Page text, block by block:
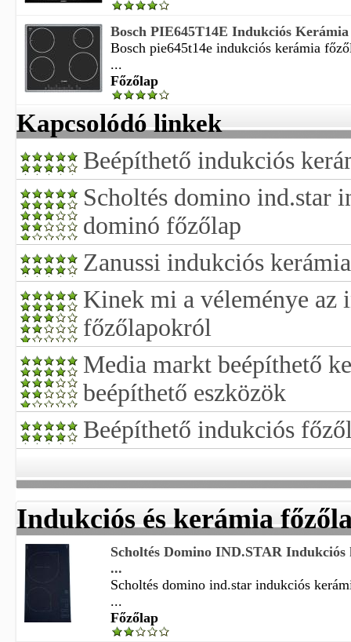
Bosch PIE645T14E Indukciós
Bosch pie645t14e indukciós kerámia
...
Főzőlap
Kapcsolódó linkek
Beépíthető indukciós
Scholtés domino ind.star
dominó főzőlap
Zanussi indukciós
Kinek mi a véleménye az
főzőlapokról
Media markt beépíthető
beépíthető eszközök
Beépíthető indukciós
Indukciós és kerámia
Scholtés Domino IND.STAR
...
Scholtés domino ind.star indukciós
...
Főzőlap